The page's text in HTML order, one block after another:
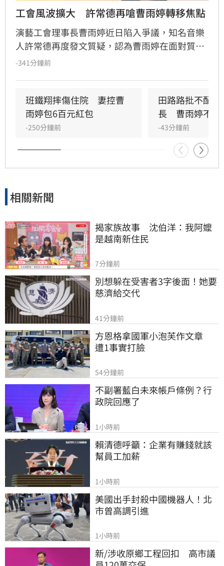
工會風波擴大　許常德再嗆曹雨婷轉移焦點
演藝工會理事長曹雨婷近日陷入爭議，知名音樂
人許常德再度發文質疑，認為曹雨婷在面對質疑
時，不應反問資深藝人池秋美關於田路路協助的
外界關注工會運作屬合理公共討論，核心在於工
會是否善盡職責，而非轉移焦點至個別藝人身
上。由於曹雨婷曾主動表示協助田路路，隨後引
發外界檢視工會作為，許常德呼籲曹雨婷應公開
說明近年會務內容，包括會費、企業贊助與政府
補助等經費運用情形，確保財務透明公開，才能
員權益獲得實質保障與完善照顧。
-341分鐘前
班鐵翔摔傷住院　妻控曹
雨婷包6百元紅包
-250分鐘前
田路路批不配
長　曹雨婷不忍
-43分鐘前
相關新聞
揭家族故事　沈伯洋：我阿嬤
是越南新住民
7分鐘前
別想躲在受害者3字後面！她要
慈濟給交代
41分鐘前
方恩格拿國軍小泡芙作文章
遭1事實打臉
54分鐘前
不副署藍白未來帳戶條例？行
政院回應了
1小時前
賴清德呼籲：企業有賺錢就該
幫員工加薪
1小時前
美國出手封殺中國機器人！北
市曾高調引進
1小時前
新/涉收原鄉工程回扣　高市議